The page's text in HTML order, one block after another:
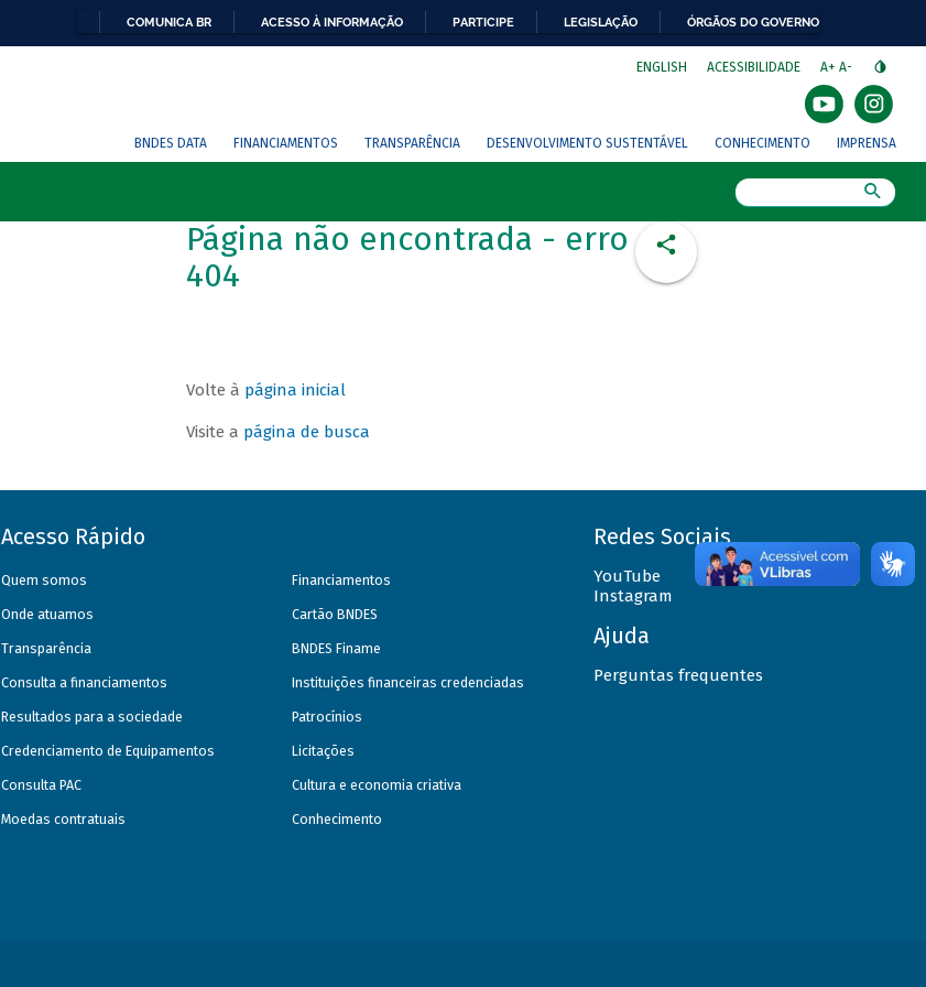
COMUNICA BR ACESSO À INFORMAÇÃO PARTICIPE LEGISLAÇÃO ÓRGÃOS DO GOVERNO
ENGLISH ACESSIBILIDADE A+ A-
BNDES DATA FINANCIAMENTOS TRANSPARÊNCIA DESENVOLVIMENTO SUSTENTÁVEL CONHECIMENTO IMPRENSA
Página não encontrada - erro
404
Volte à página inicial
Visite a página de busca
Acesso Rápido
Quem somos
Onde atuamos
Transparência
Consulta a financiamentos
Resultados para a sociedade
Credenciamento de Equipamentos
Consulta PAC
Moedas contratuais
Financiamentos
Cartão BNDES
BNDES Finame
Instituições financeiras credenciadas
Patrocínios
Licitações
Cultura e economia criativa
Conhecimento
Redes Sociais
YouTube
Instagram
Ajuda
Perguntas frequentes